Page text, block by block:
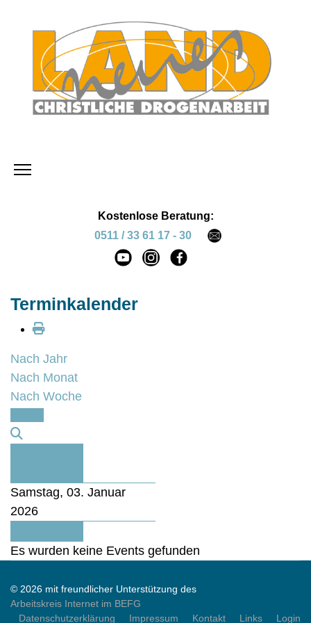
Kostenlose Beratung:
0511 / 33 61 17 - 30
Terminkalender
Nach Jahr
Nach Monat
Nach Woche
Samstag, 03. Januar
2026
Es wurden keine Events gefunden
© 2026 mit freundlicher Unterstützung des
Arbeitskreis Internet im BEFG
Datenschutzerklärung
Impressum Kontakt Links Login